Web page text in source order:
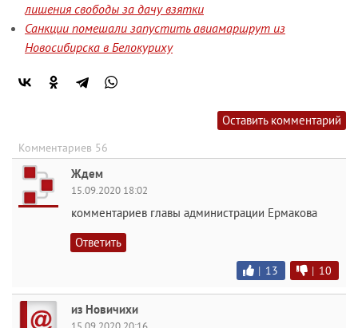
лишения свободы за дачу взятки
Санкции помешали запустить авиамаршрут из
Новосибирска в Белокуриху
Оставить комментарий
Комментариев 56
Ждем
15.09.2020 18:02
комментариев главы администрации Ермакова
Ответить
| 13 | 10
из Новичихи